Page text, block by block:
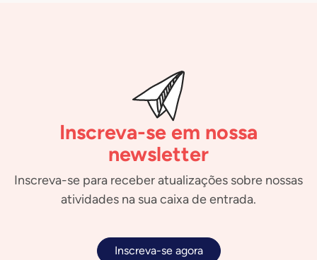
Inscreva-se em nossa
newsletter
Inscreva-se para receber atualizações sobre nossas
atividades na sua caixa de entrada.
Inscreva-se agora